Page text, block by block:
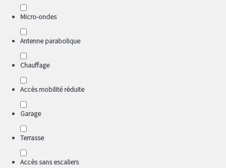
Micro-ondes
Antenne parabolique
Chauffage
Accès mobilité réduite
Garage
Terrasse
Accès sans escaliers